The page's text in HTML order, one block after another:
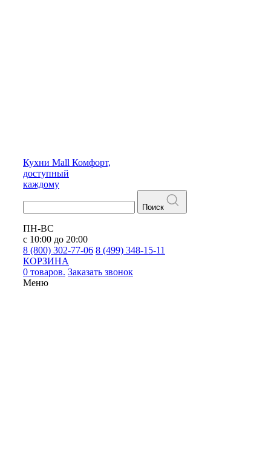
Кухни Mall Комфорт,
доступный
каждому
Поиск
ПН-ВС
с 10:00 до 20:00
8 (800) 302-77-06 8 (499) 348-15-11
КОРЗИНА
0 товаров. Заказать звонок
Меню